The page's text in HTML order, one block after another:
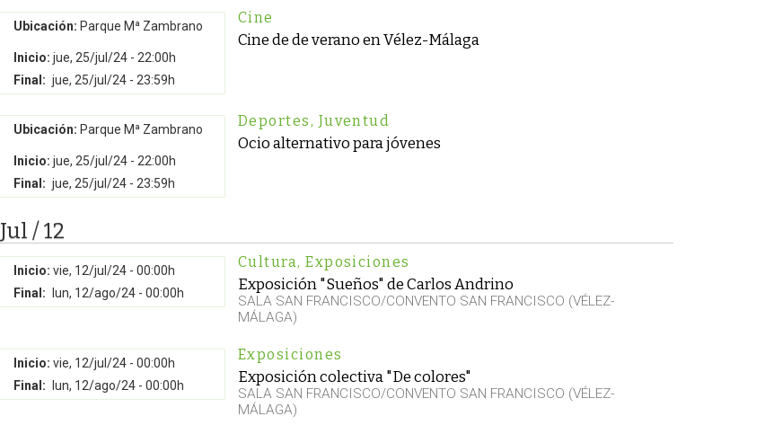
Ubicación: Parque Mª Zambrano
Inicio: jue, 25/jul/24 - 22:00h
Final: jue, 25/jul/24 - 23:59h
Cine
Cine de de verano en Vélez-Málaga
Ubicación: Parque Mª Zambrano
Inicio: jue, 25/jul/24 - 22:00h
Final: jue, 25/jul/24 - 23:59h
Deportes, Juventud
Ocio alternativo para jóvenes
Jul / 12
Inicio: vie, 12/jul/24 - 00:00h
Final:
lun, 12/ago/24 - 00:00h
Cultura, Exposiciones
Exposición "Sueños" de Carlos Andrino
SALA SAN FRANCISCO/CONVENTO SAN FRANCISCO (VÉLEZ-
MÁLAGA)
Inicio: vie, 12/jul/24 - 00:00h
Final:
lun, 12/ago/24 - 00:00h
Exposiciones
Exposición colectiva "De colores"
SALA SAN FRANCISCO/CONVENTO SAN FRANCISCO (VÉLEZ-
MÁLAGA)